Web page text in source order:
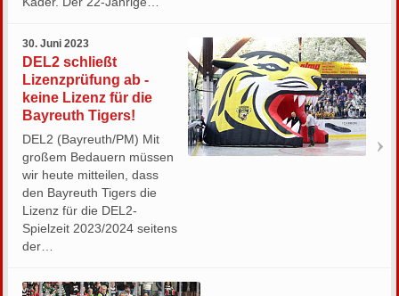
30. Juni 2023
DEL2 schließt
Lizenzprüfung ab -
keine Lizenz für die
Bayreuth Tigers!
DEL2 (Bayreuth/PM) Mit
großem Bedauern müssen
wir heute mitteilen, dass
den Bayreuth Tigers die
Lizenz für die DEL2-
Spielzeit 2023/2024 seitens
der…